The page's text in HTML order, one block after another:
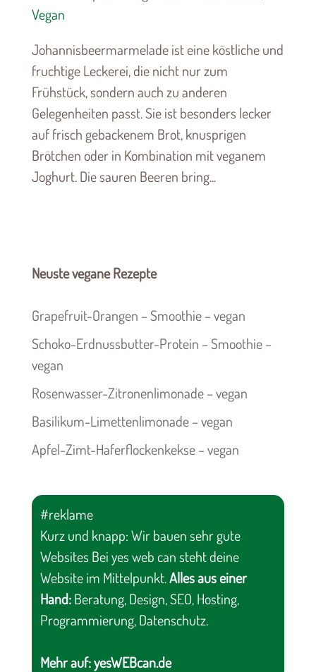
Vegan
Johannisbeermarmelade ist eine köstliche und
fruchtige Leckerei, die nicht nur zum
Frühstück, sondern auch zu anderen
Gelegenheiten passt. Sie ist besonders lecker
auf frisch gebackenem Brot, knusprigen
Brötchen oder in Kombination mit veganem
Joghurt. Die sauren Beeren bring...
Neuste vegane Rezepte
Grapefruit-Orangen – Smoothie – vegan
Schoko-Erdnussbutter-Protein – Smoothie –
vegan
Rosenwasser-Zitronenlimonade – vegan
Basilikum-Limettenlimonade – vegan
Apfel-Zimt-Haferflockenkekse – vegan
#reklame
Kurz und knapp: Wir bauen sehr gute
Websites Bei yes web can steht deine
Website im Mittelpunkt.Alles aus einer
Hand:Beratung, Design, SEO, Hosting,
Programmierung, Datenschutz.
Mehr auf:yesWEBcan.de